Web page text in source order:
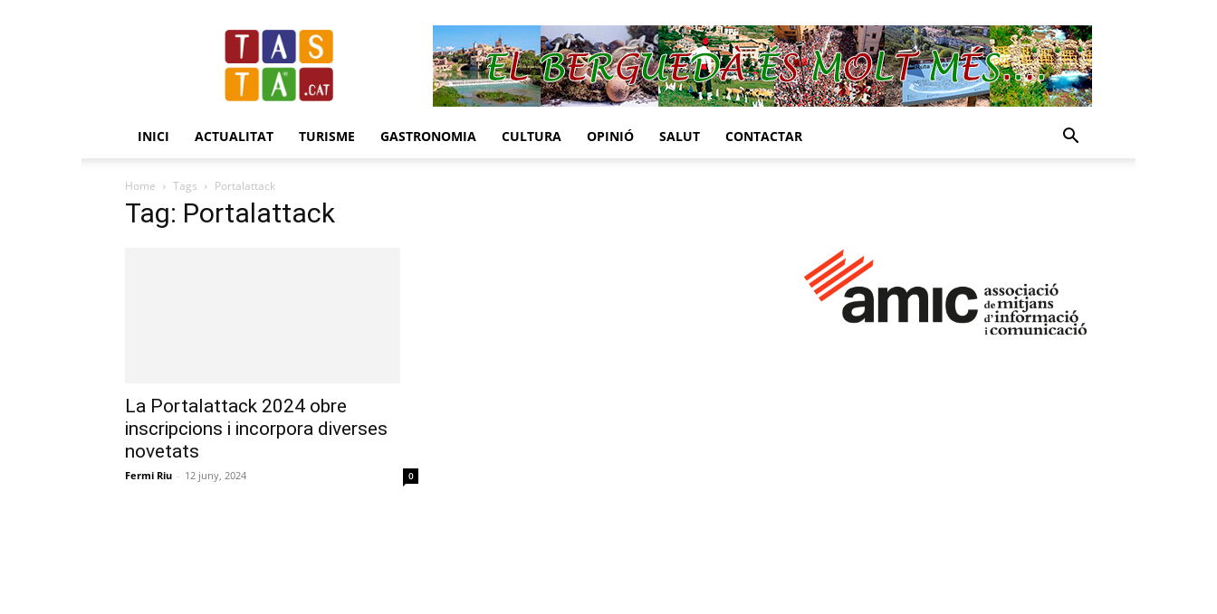
Revista
Tasta.cat
INICI ACTUALITAT TURISME GASTRONOMIA CULTURA OPINIÓ SALUT CONTACTAR
Home Tags Portalattack
Tag: Portalattack
La Portalattack 2024 obre
inscripcions i incorpora diverses
novetats
Fermi Riu - 12 juny, 2024 0